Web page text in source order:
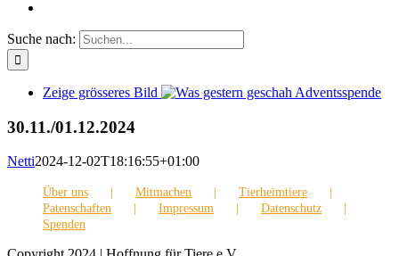
Suche nach:
Zeige grösseres Bild
30.11./01.12.2024
Netti2024-12-02T18:16:55+01:00
Über uns Mitmachen
Tierheimtiere
Patenschaften
Impressum
Datenschutz
Spenden